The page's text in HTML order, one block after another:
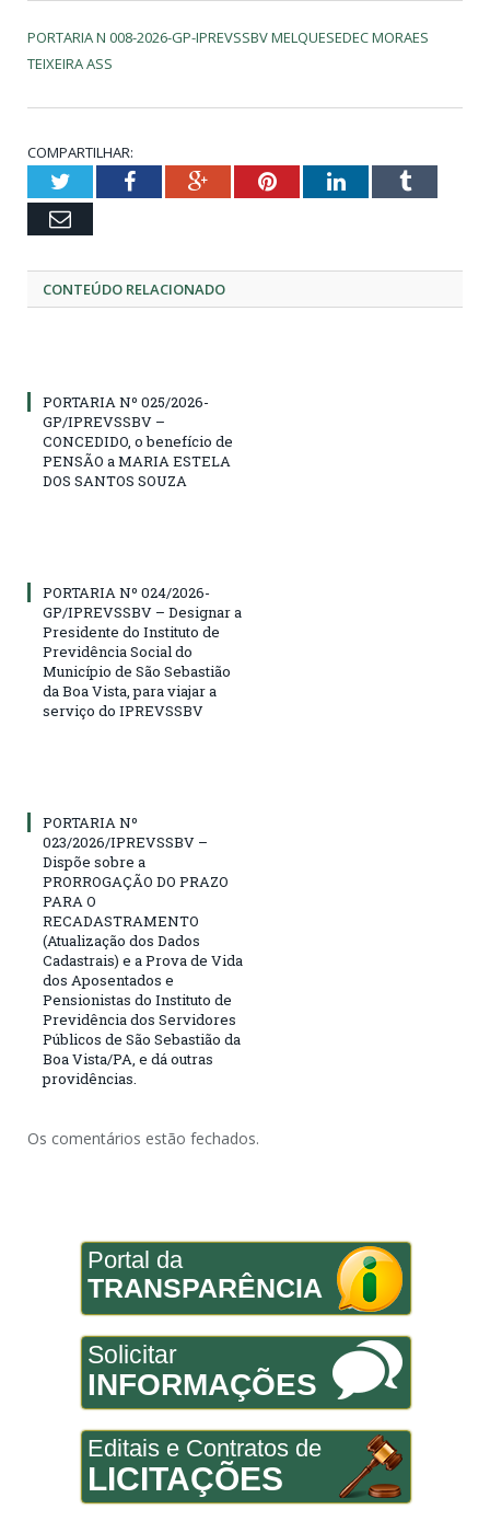
PORTARIA N 008-2026-GP-IPREVSSBV MELQUESEDEC MORAES
TEIXEIRA ASS
COMPARTILHAR:
TwitterFacebookGoogle+PinterestLinkedInTumblr
Email
CONTEÚDO RELACIONADO
PORTARIA Nº 025/2026-
GP/IPREVSSBV –
CONCEDIDO, o benefício de
PENSÃO a MARIA ESTELA
DOS SANTOS SOUZA
PORTARIA Nº 024/2026-
GP/IPREVSSBV – Designar a
Presidente do Instituto de
Previdência Social do
Município de São Sebastião
da Boa Vista, para viajar a
serviço do IPREVSSBV
PORTARIA Nº
023/2026/IPREVSSBV –
Dispõe sobre a
PRORROGAÇÃO DO PRAZO
PARA O
RECADASTRAMENTO
(Atualização dos Dados
Cadastrais) e a Prova de Vida
dos Aposentados e
Pensionistas do Instituto de
Previdência dos Servidores
Públicos de São Sebastião da
Boa Vista/PA, e dá outras
providências.
Os comentários estão fechados.
Portal da
TRANSPARÊNCIA
Solicitar
INFORMAÇÕES
Editais e Contratos de
LICITAÇÕES